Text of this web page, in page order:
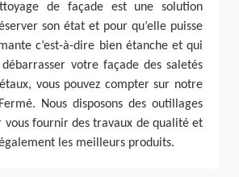
de façade est une solution
son état et pour qu’elle puisse
c’est-à-dire bien étanche et qui
votre façade des saletés
vous pouvez compter sur notre
Nous disposons des outillages
vous fournir des travaux de qualité et
les meilleurs produits.